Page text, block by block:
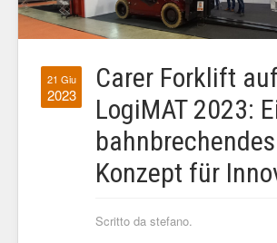
21 Giu
2023
Carer Forklift
LogiMAT 2023:
bahnbrechendes
Konzept für
Scritto da stefano.